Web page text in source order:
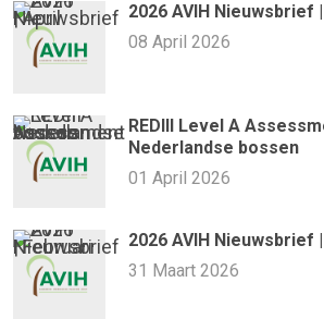
2026 AVIH Nieuwsbrief
08 April 2026
REDIII Level A
Nederlandse bossen
01 April 2026
2026 AVIH Nieuwsbrief
31 Maart 2026